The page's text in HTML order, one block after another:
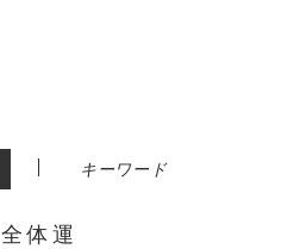
| キーワード
全体運